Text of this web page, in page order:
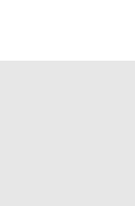
da 2ª